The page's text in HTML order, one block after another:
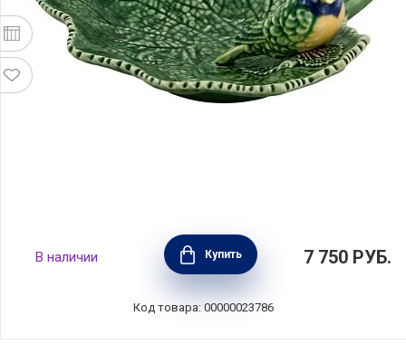
Блюдо "Листья", длина 19 см, цвет зеленый,
керамика, Bordallo Pinheiro, Португалия,
BOR65002705
В наличии Купить 7 750 РУБ.
Код товара: 00000023786